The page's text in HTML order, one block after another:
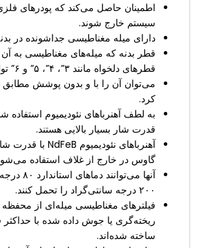
اطمینان حاصل می‌کند که پودرهای
سیستم خارج شوند.
دارای میله مغناطیسی جداشونده در
قطر بدنه که میله‌های مغناطیسی به
قطرهای دلخواه مانند ۳”، ۴”، ۵” و ۶” تولید می‌شود.
می‌توان آن را با و بدون پوشش مطابق
کرد.
به لطف آهنرباهای نئودیمیوم استفاده
قدرت شار بسیار بالایی هستند.
گاوس در خارج از غلاف استفاده
آنها
۲۰۰ درجه سانتی‌گراد را تحمل کنند.
ساخته شده‌اند.